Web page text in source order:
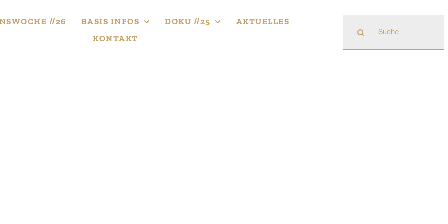
//26 BASIS INFOS DOKU //25
AKTUELLES
KONTAKT
nach: